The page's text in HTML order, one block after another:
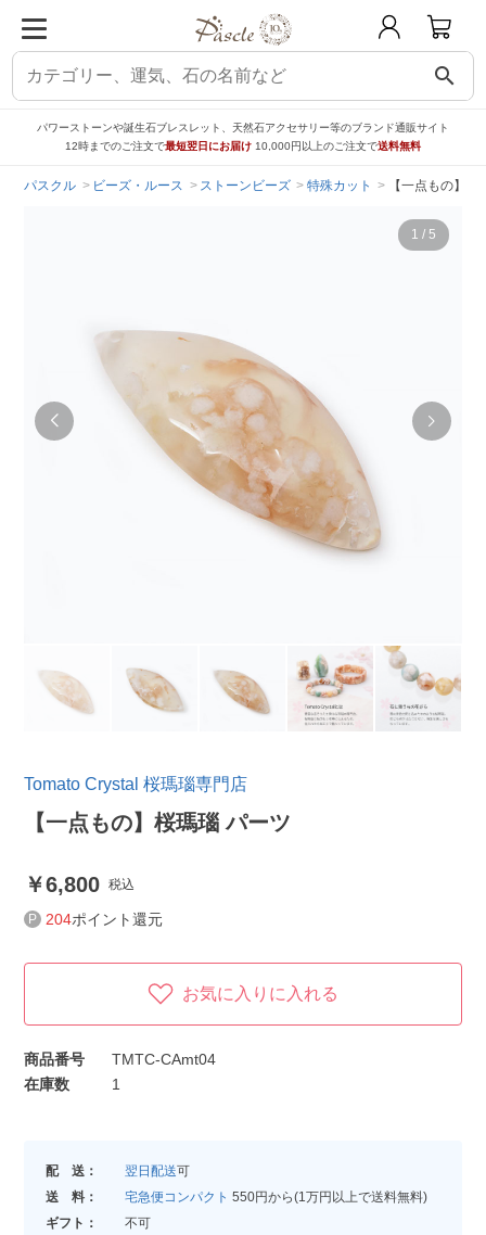
search
パワーストーンや誕生石ブレスレット、天然石アクセサリー等のブランド通販サイト
12時までのご注文で最短翌日にお届け 10,000円以上のご注文で送料無料
パスクル ビーズ・ルース ストーンビーズ 特殊カット 【一点もの】桜
1 / 5
Tomato Crystal 桜瑪瑙専門店
【一点もの】桜瑪瑙 パーツ
6,800 税込
204ポイント還元
お気に入りに入れる
商品番号
TMTC-CAmt04
在庫数
1
配 送： 翌日配送可
送 料：
宅急便コンパクト 550円から(1万円以上で送料無料)
ギフト：
不可